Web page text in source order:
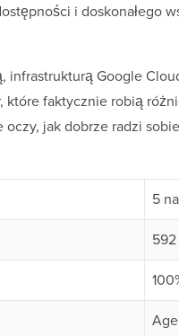
i doskonałego
infrastrukturą Google
faktycznie robią
oczy, jak dobrze radzi
5